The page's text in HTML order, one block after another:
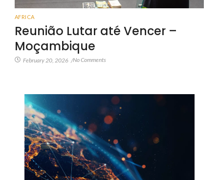
AFRICA
Reunião Lutar até Vencer –
Moçambique
February 20, 2026 /No Comments